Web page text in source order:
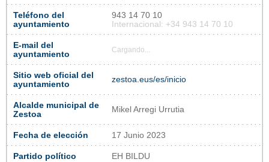
Teléfono del
ayuntamiento
943 14 70 10
Internacional: +34 943 14 70 10
E-mail del
ayuntamiento
Cargando...
Sitio web oficial del
ayuntamiento
zestoa.eus/es/inicio
Alcalde municipal de
Zestoa
Mikel Arregi Urrutia
Fecha de elección 17 Junio 2023
Partido político EH BILDU